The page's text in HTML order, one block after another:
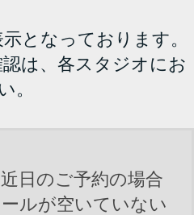
となっております。
は、各スタジオにお
。
日のご予約の場合
ルが空いていない